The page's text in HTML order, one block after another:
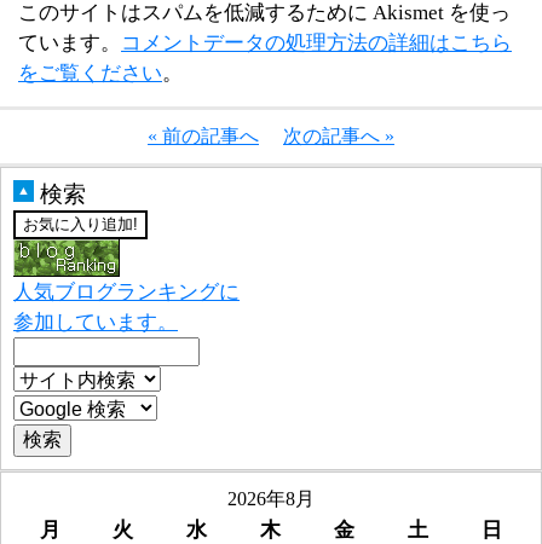
このサイトはスパムを低減するために Akismet を使っ
ています。
コメントデータの処理方法の詳細はこちら
をご覧ください。
« 前の記事へ 次の記事へ »
▲ 検索
人気ブログランキングに
参加しています。
2026年8月
月 火 水 木 金 土
日